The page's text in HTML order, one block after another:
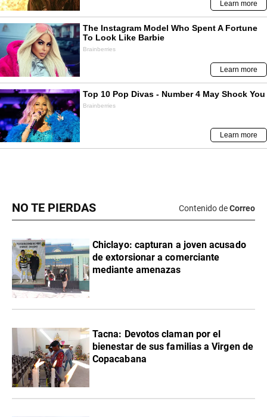
NO TE PIERDAS Contenido deCorreo
Chiclayo: capturan a joven acusado
de extorsionar a comerciante
mediante amenazas
Tacna: Devotos claman por el
bienestar de sus familias a Virgen de
Copacabana